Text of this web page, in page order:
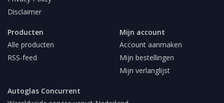
Disclaimer
Producten
Alle producten
RSS-feed
Mijn account
Account aanmaken
Mijn bestellingen
Mijn verlanglijst
Autoglas Concurrent